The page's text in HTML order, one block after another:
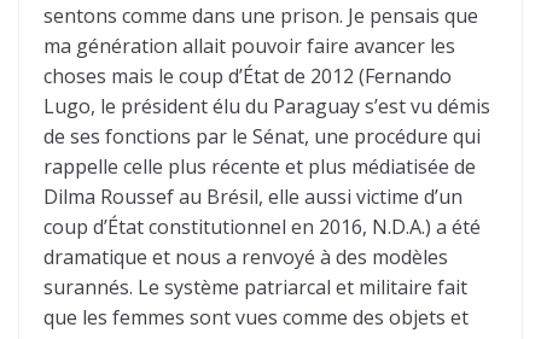
sentons comme dans une prison. Je pensais que
ma génération allait pouvoir faire avancer les
choses mais le coup d’État de 2012 (Fernando
Lugo, le président élu du Paraguay s’est vu démis
de ses fonctions par le Sénat, une procédure qui
rappelle celle plus récente et plus médiatisée de
Dilma Roussef au Brésil, elle aussi victime d’un
coup d’État constitutionnel en 2016, N.D.A.) a été
dramatique et nous a renvoyé à des modèles
surannés. Le système patriarcal et militaire fait
que les femmes sont vues comme des objets et